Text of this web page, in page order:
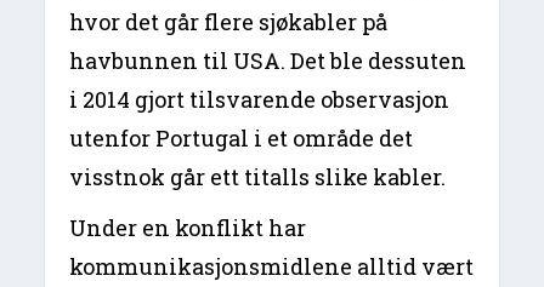
hvor det går flere sjøkabler på
havbunnen til USA. Det ble dessuten
i 2014 gjort tilsvarende observasjon
utenfor Portugal i et område det
visstnok går ett titalls slike kabler.
Under en konflikt har
kommunikasjonsmidlene alltid vært